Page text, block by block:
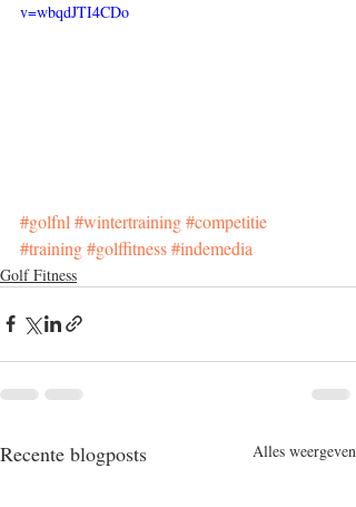
v=wbqdJTI4CDo
#golfnl #wintertraining#competitie
#training#golffitness#indemedia
Golf Fitness
Recente blogposts Alles weergeven